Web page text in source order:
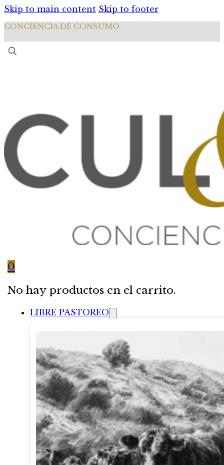
Skip to main content Skip to footer
CONCIENCIA DE CONSUMO
0
No hay productos en el carrito.
LIBRE PASTOREO